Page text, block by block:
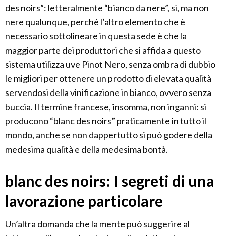
des noirs”: letteralmente “bianco da nere”, sì, ma non
nere qualunque, perché l’altro elemento che è
necessario sottolineare in questa sede è che la
maggior parte dei produttori che si affida a questo
sistema utilizza uve Pinot Nero, senza ombra di dubbio
le migliori per ottenere un prodotto di elevata qualità
servendosi della vinificazione in bianco, ovvero senza
buccia. Il termine francese, insomma, non inganni: si
producono “blanc des noirs” praticamente in tutto il
mondo, anche se non dappertutto si può godere della
medesima qualità e della medesima bontà.
blanc des noirs: I segreti di una
lavorazione particolare
Un’altra domanda che la mente può suggerire al